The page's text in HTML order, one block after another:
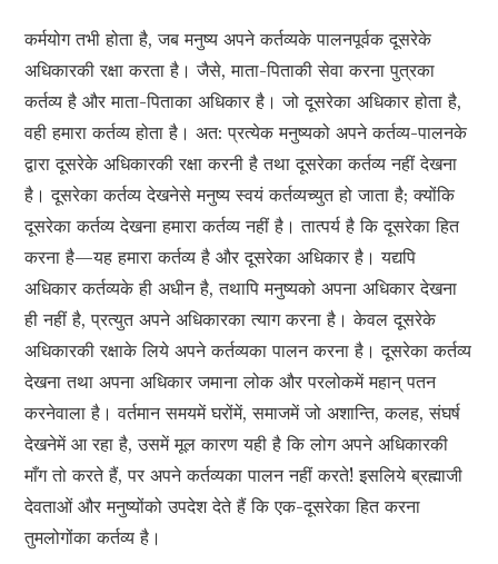
कर्मयोग तभी होता है, जब मनुष्य अपने कर्तव्यके पालनपूर्वक दूसरेके
अधिकारकी रक्षा करता है। जैसे, माता-पिताकी सेवा करना पुत्रका
कर्तव्य है और माता-पिताका अधिकार है। जो दूसरेका अधिकार होता है,
वही हमारा कर्तव्य होता है। अत: प्रत्येक मनुष्यको अपने कर्तव्य-पालनके
द्वारा दूसरेके अधिकारकी रक्षा करनी है तथा दूसरेका कर्तव्य नहीं देखना
है। दूसरेका कर्तव्य देखनेसे मनुष्य स्वयं कर्तव्यच्युत हो जाता है; क्योंकि
दूसरेका कर्तव्य देखना हमारा कर्तव्य नहीं है। तात्पर्य है कि दूसरेका हित
करना है—यह हमारा कर्तव्य है और दूसरेका अधिकार है। यद्यपि
अधिकार कर्तव्यके ही अधीन है, तथापि मनुष्यको अपना अधिकार देखना
ही नहीं है, प्रत्युत अपने अधिकारका त्याग करना है। केवल दूसरेके
अधिकारकी रक्षाके लिये अपने कर्तव्यका पालन करना है। दूसरेका कर्तव्य
देखना तथा अपना अधिकार जमाना लोक और परलोकमें महान् पतन
करनेवाला है। वर्तमान समयमें घरोंमें, समाजमें जो अशान्ति, कलह, संघर्ष
देखनेमें आ रहा है, उसमें मूल कारण यही है कि लोग अपने अधिकारकी
माँग तो करते हैं, पर अपने कर्तव्यका पालन नहीं करते! इसलिये ब्रह्माजी
देवताओं और मनुष्योंको उपदेश देते हैं कि एक-दूसरेका हित करना
तुमलोगोंका कर्तव्य है।